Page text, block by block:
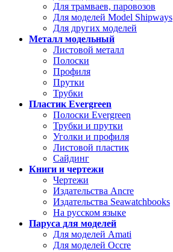
Для трамваев, паровозов
Для моделей Model Shipways
Для других моделей
Металл модельный
Листовой металл
Полоски
Профиля
Прутки
Трубки
Пластик Evergreen
Полоски Evergreen
Трубки и прутки
Уголки и профиля
Листовой пластик
Сайдинг
Книги и чертежи
Чертежи
Издательства Ancre
Издательства Seawatchbooks
На русском языке
Паруса для моделей
Для моделей Amati
Для моделей Occre